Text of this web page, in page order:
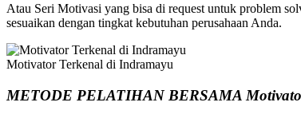
Atau Seri Motivasi yang bisa di request untuk problem
sesuaikan dengan tingkat kebutuhan perusahaan Anda.
Motivator Terkenal di Indramayu
METODE PELATIHAN BERSAMA